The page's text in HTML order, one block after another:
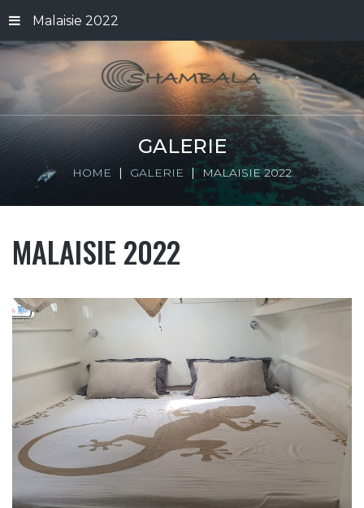
Malaisie 2022
GALERIE
HOME GALERIE MALAISIE 2022
MALAISIE 2022